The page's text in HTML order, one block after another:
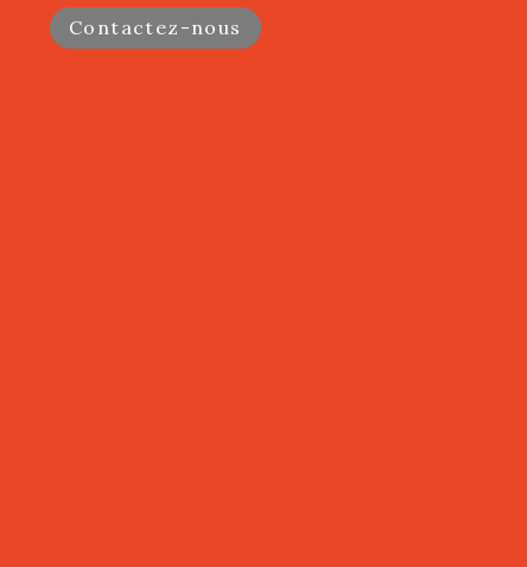
Contactez-nous